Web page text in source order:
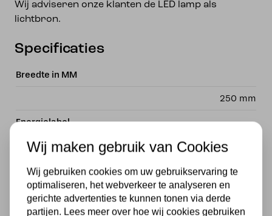
Wij adviseren onze klanten de LED lamp als
lichtbron.
Specificaties
Breedte in MM
250 mm
Energielabel
A ++ – E
Met lichtbron
Exclusief
Wij maken gebruik van Cookies
Wij gebruiken cookies om uw gebruikservaring te
optimaliseren, het webverkeer te analyseren en
gerichte advertenties te kunnen tonen via derde
partijen. Lees meer over hoe wij cookies gebruiken